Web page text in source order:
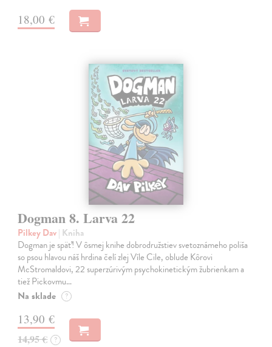
18,00 €
Dogman 8. Larva 22
Pilkey Dav| Kniha
Dogman je späť! V ôsmej knihe dobrodružstiev svetoznámeho poliša
so psou hlavou náš hrdina čelí zlej Víle Cile, oblude Kôrovi
McStromaldovi, 22 superzúrivým psychokinetickým žubrienkam a
tiež Pickovmu…
Na sklade ?
13,90 €
14,95 € ?